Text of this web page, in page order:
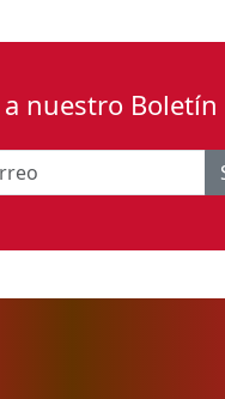
nuestro Boletín